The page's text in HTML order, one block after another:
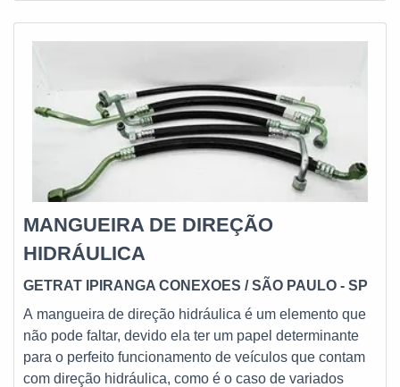
MANGUEIRA DE DIREÇÃO
HIDRÁULICA
GETRAT IPIRANGA CONEXOES / SÃO PAULO - SP
A mangueira de direção hidráulica é um elemento que
não pode faltar, devido ela ter um papel determinante
para o perfeito funcionamento de veículos que contam
com direção hidráulica, como é o caso de variados